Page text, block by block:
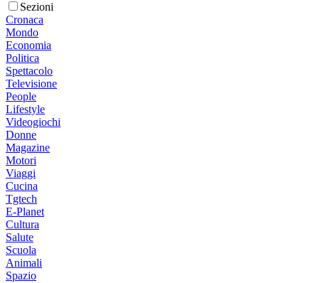
Sezioni
Cronaca
Mondo
Economia
Politica
Spettacolo
Televisione
People
Lifestyle
Videogiochi
Donne
Magazine
Motori
Viaggi
Cucina
Tgtech
E-Planet
Cultura
Salute
Scuola
Animali
Spazio